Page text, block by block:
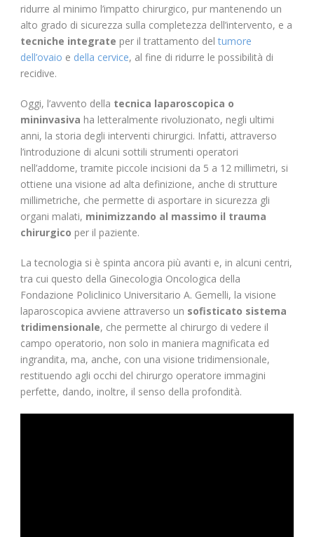
ridurre al minimo l’impatto chirurgico, pur mantenendo un
alto grado di sicurezza sulla completezza dell’intervento, e a
tecniche integrate per il trattamento deltumore
dell’ovaio e della cervice, al fine di ridurre le possibilità di
recidive.
Oggi, l’avvento della tecnica laparoscopica o
mininvasiva ha letteralmente rivoluzionato, negli ultimi
anni, la storia degli interventi chirurgici. Infatti, attraverso
l’introduzione di alcuni sottili strumenti operatori
nell’addome, tramite piccole incisioni da 5 a 12 millimetri, si
ottiene una visione ad alta definizione, anche di strutture
millimetriche, che permette di asportare in sicurezza gli
organi malati, minimizzando al massimo il trauma
chirurgico per il paziente.
La tecnologia si è spinta ancora più avanti e, in alcuni centri,
tra cui questo della Ginecologia Oncologica della
Fondazione Policlinico Universitario A. Gemelli, la visione
laparoscopica avviene attraverso un sofisticato sistema
tridimensionale, che permette al chirurgo di vedere il
campo operatorio, non solo in maniera magnificata ed
ingrandita, ma, anche, con una visione tridimensionale,
restituendo agli occhi del chirurgo operatore immagini
perfette, dando, inoltre, il senso della profondità.